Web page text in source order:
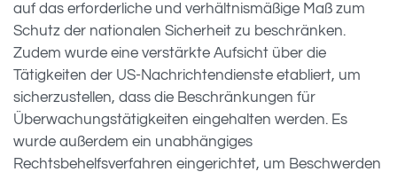
auf das erforderliche und verhältnismäßige Maß zum
Schutz der nationalen Sicherheit zu beschränken.
Zudem wurde eine verstärkte Aufsicht über die
Tätigkeiten der US-Nachrichtendienste etabliert, um
sicherzustellen, dass die Beschränkungen für
Überwachungstätigkeiten eingehalten werden. Es
wurde außerdem ein unabhängiges
Rechtsbehelfsverfahren eingerichtet, um Beschwerden